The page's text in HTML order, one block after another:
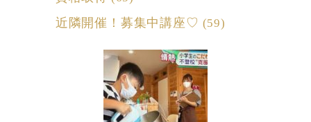
近隣開催！募集中講座♡ (59)